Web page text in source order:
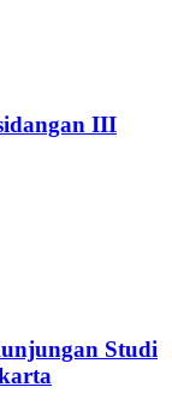
III
Studi